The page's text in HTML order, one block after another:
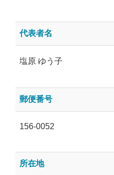
代表者名
塩原 ゆう子
郵便番号
156-0052
所在地